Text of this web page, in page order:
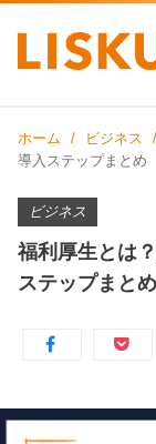
ホーム ビジネス
導入ステップまとめ
ビジネス
福利厚生とは
ステップまとめ